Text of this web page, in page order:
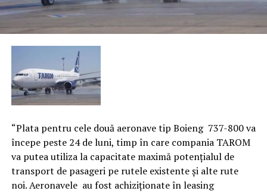
“Plata pentru cele două aeronave tip Boieng 737-800 va
începe peste 24 de luni, timp în care compania TAROM
va putea utiliza la capacitate maximă potenţialul de
transport de pasageri pe rutele existente şi alte rute
noi. Aeronavele au fost achiziţionate în leasing